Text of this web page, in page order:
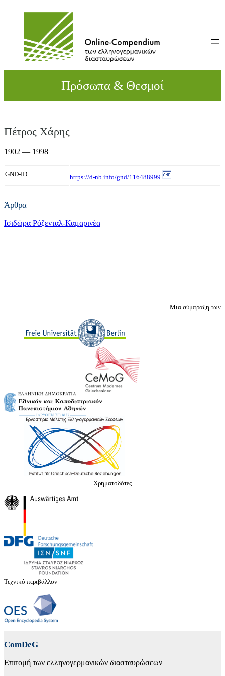
Πρόσωπα & Θεσμοί
Πέτρος Χάρης
1902 — 1998
GND-ID https://d-nb.info/gnd/116488999
Άρθρα
Ισιδώρα Ρόζενταλ-Καμαρινέα
Μια σύμπραξη των
Χρηματοδότες
Τεχνικό περιβάλλον
ComDeG
Επιτομή των ελληνογερμανικών διασταυρώσεων